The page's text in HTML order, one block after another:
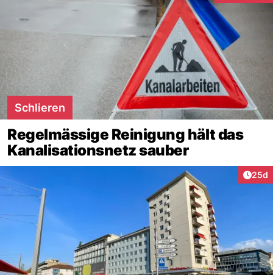
Schlieren
Regelmässige Reinigung hält das
Kanalisationsnetz sauber
25d